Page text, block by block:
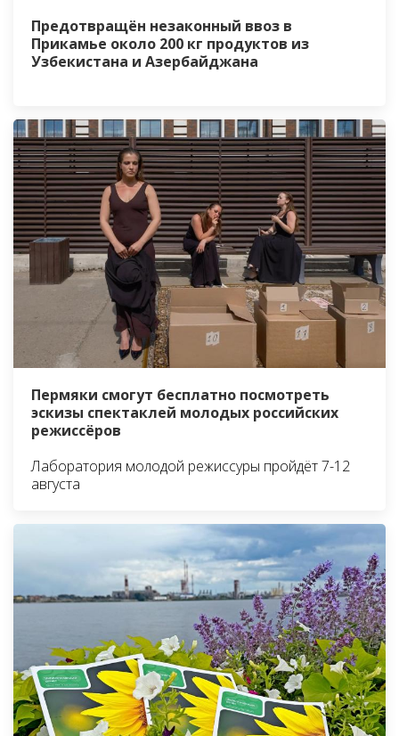
Предотвращён незаконный ввоз в
Прикамье около 200 кг продуктов из
Узбекистана и Азербайджана
Пермяки смогут бесплатно посмотреть
эскизы спектаклей молодых российских
режиссёров
Лаборатория молодой режиссуры пройдёт 7-12
августа